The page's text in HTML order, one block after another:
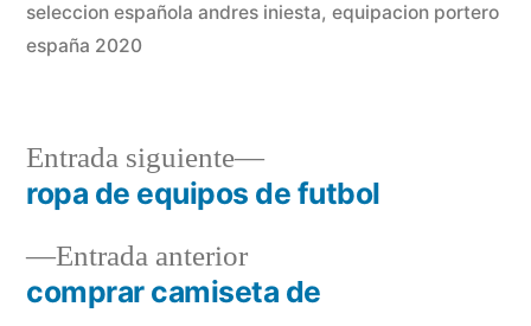
seleccion española andres iniesta, equipacion portero
españa 2020
Navegación
deEntrada anteriorEntrada
anterior:
comprar camiseta de
Entrada siguiente
Entrada
siguiente:
ropa de equipos de futbol